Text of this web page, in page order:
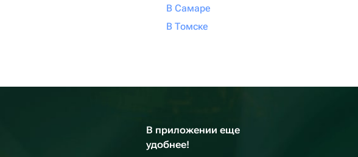
В Самаре
В Томске
В приложении еще
удобнее!